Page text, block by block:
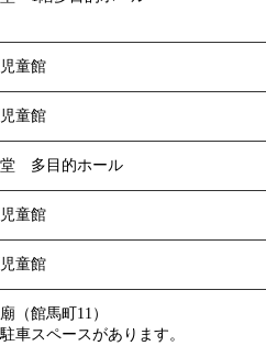
童館
童館
多目的ホール
童館
童館
（館馬町11）
車スペースがあります。